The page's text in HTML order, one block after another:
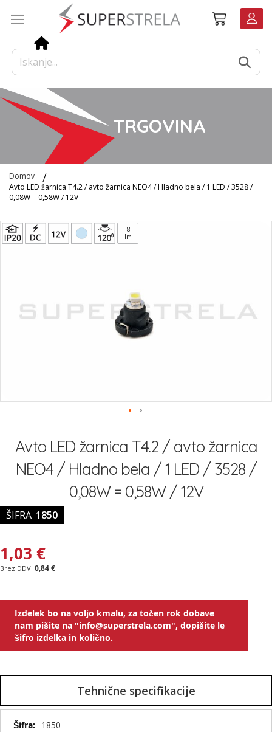
Košarica
TRGOVINA
Domov
Avto LED žarnica T4.2 / avto žarnica NEO4 / Hladno bela / 1 LED / 3528 /
0,08W = 0,58W / 12V
Preskoči
na
8
lm
začetek
galerije
Avto LED žarnica T4.2 / avto žarnica
NEO4 / Hladno bela / 1 LED / 3528 /
0,08W = 0,58W / 12V
ŠIFRA 1850
1,03 €
0,84 €
Izdelek bo na voljo kmalu, za točen rok dobave
nam pišite na "info@superstrela.com", dopišite le
šifro izdelka in količno.
Tehnične specifikacije
Tehnične1850